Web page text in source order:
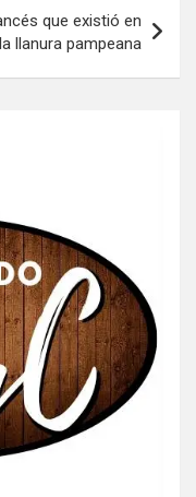
que existió en
llanura pampeana